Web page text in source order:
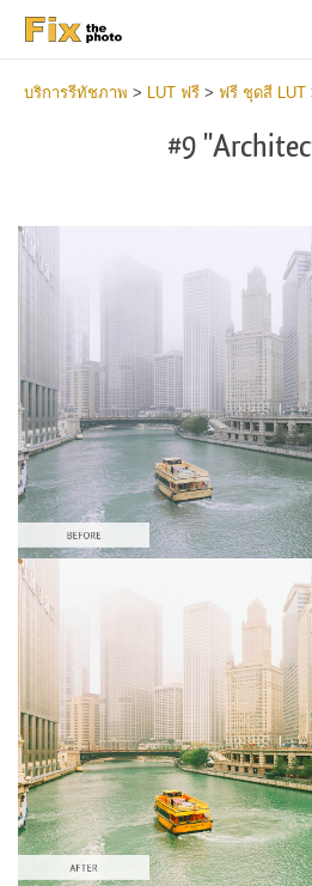
บริการรีทัชภาพ > LUT ฟรี > ฟรี ชุดสี LUT
#9
โปรดเลือก
Cinema Look Collection (80
Entire Collection (260 LUTs)
ดาวน์โหล